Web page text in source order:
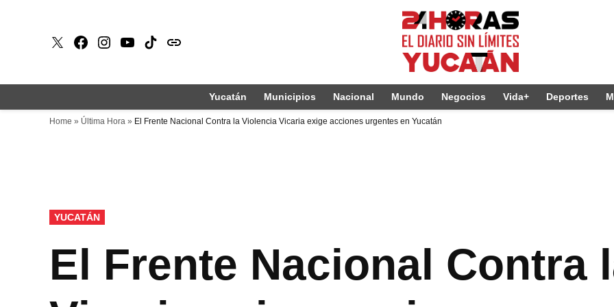
X Faceboook
Instagram
Youtube
Tiktokissuu
Yucatán Municipios Nacional Mundo Negocios Vida+ Deportes
Home » Última Hora » El Frente Nacional Contra la Violencia Vicaria exige acciones urgentes en Yucatán
PUBLICADO
EN
YUCATÁN
El Frente Nacional Contra